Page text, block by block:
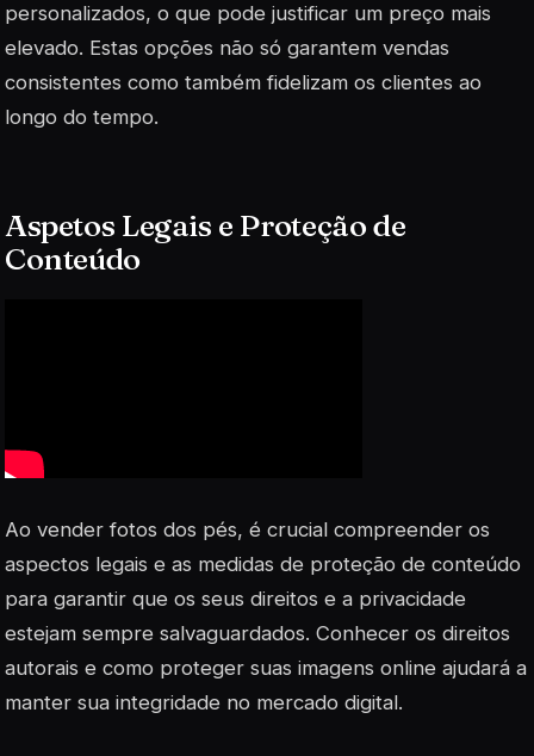
personalizados, o que pode justificar um preço mais
elevado. Estas opções não só garantem vendas
consistentes como também fidelizam os clientes ao
longo do tempo.
Aspetos Legais e Proteção de
Conteúdo
Ao vender fotos dos pés, é crucial compreender os
aspectos legais e as medidas de proteção de conteúdo
para garantir que os seus direitos e a privacidade
estejam sempre salvaguardados. Conhecer os direitos
autorais e como proteger suas imagens online ajudará a
manter sua integridade no mercado digital.